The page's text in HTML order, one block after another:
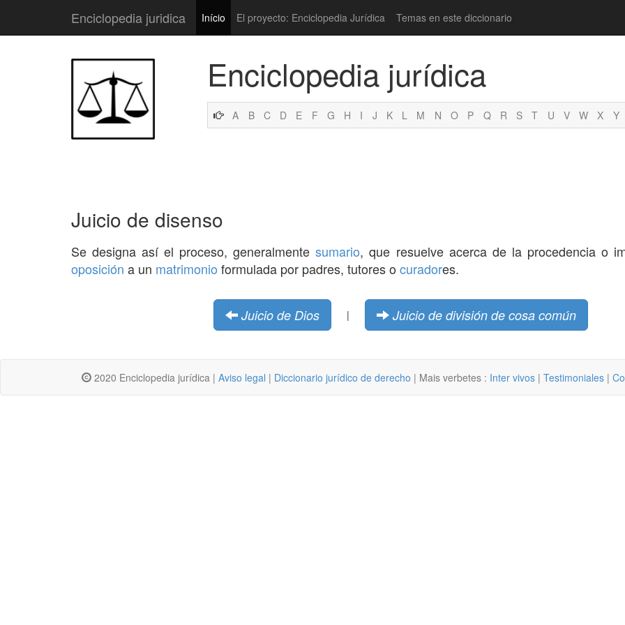
Enciclopedia juridica Início El proyecto: Enciclopedia Jurídica Temas en este diccionario
Enciclopedia jurídica
A B C D E F G H I J K L M N O P Q R S T U V W X Y
Juicio de disenso
Se designa así el proceso, generalmentesumario, que resuelve acerca de la procedencia o
oposición a un matrimonio formulada por padres, tutores o curadores.
Juicio de Dios | Juicio de división de cosa común
2020 Enciclopedia jurídica | Aviso legal | Diccionario jurídico de derecho | Mais verbetes : Inter vivos | Testimoniales |